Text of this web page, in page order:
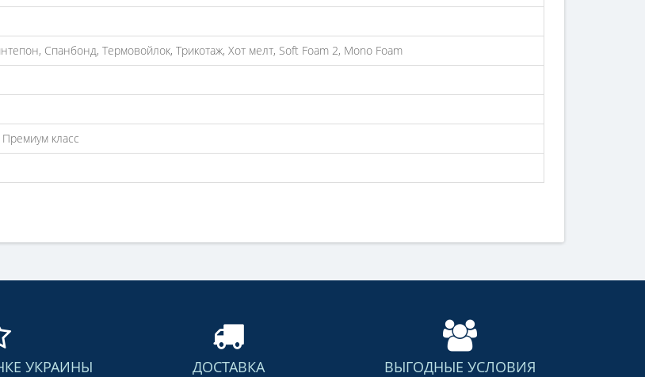
Спанбонд, Термовойлок, Трикотаж, Хот мелт, Soft Foam 2, Mono Foam
класс
УКРАИНЫ ДОСТАВКА ВЫГОДНЫЕ УСЛОВИЯ